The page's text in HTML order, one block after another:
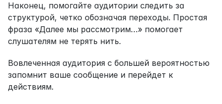
Наконец, помогайте аудитории следить за
структурой, четко обозначая переходы. Простая
фраза «Далее мы рассмотрим…» помогает
слушателям не терять нить.
Вовлеченная аудитория с большей вероятностью
запомнит ваше сообщение и перейдет к
действиям.